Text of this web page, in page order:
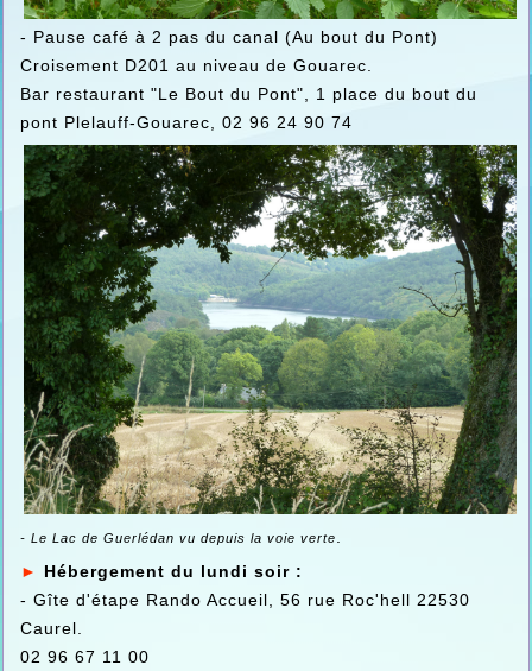
- Pause café à 2 pas du canal (Au bout du Pont)
Croisement D201 au niveau de Gouarec.
Bar restaurant "Le Bout du Pont", 1 place du bout du
pont Plelauff-Gouarec, 02 96 24 90 74
- Le Lac de Guerlédan vu depuis la voie verte
►
Hébergement du lundi soir :
- Gîte d'étape Rando Accueil, 56 rue Roc'hell 22530
Caurel.
02 96 67 11 00